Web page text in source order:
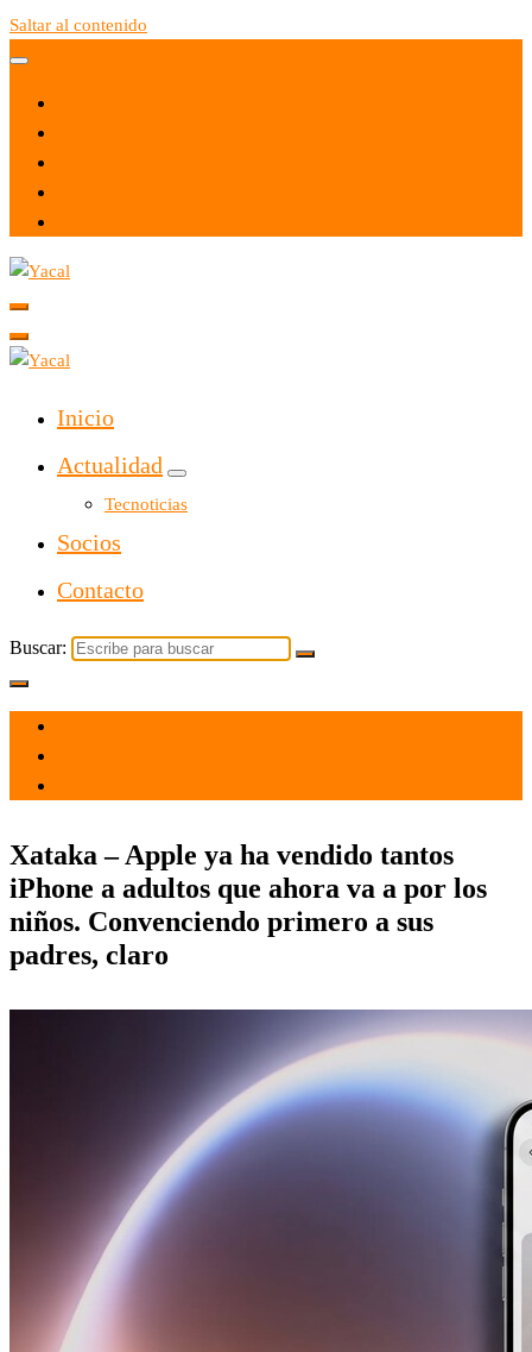
Saltar al contenido
Yacal micro hosting
Inicio
Actualidad
Tecnoticias
Socios
Contacto
Buscar:
Xataka – Apple ya ha vendido tantos
iPhone a adultos que ahora va a por los
niños. Convenciendo primero a sus
padres, claro